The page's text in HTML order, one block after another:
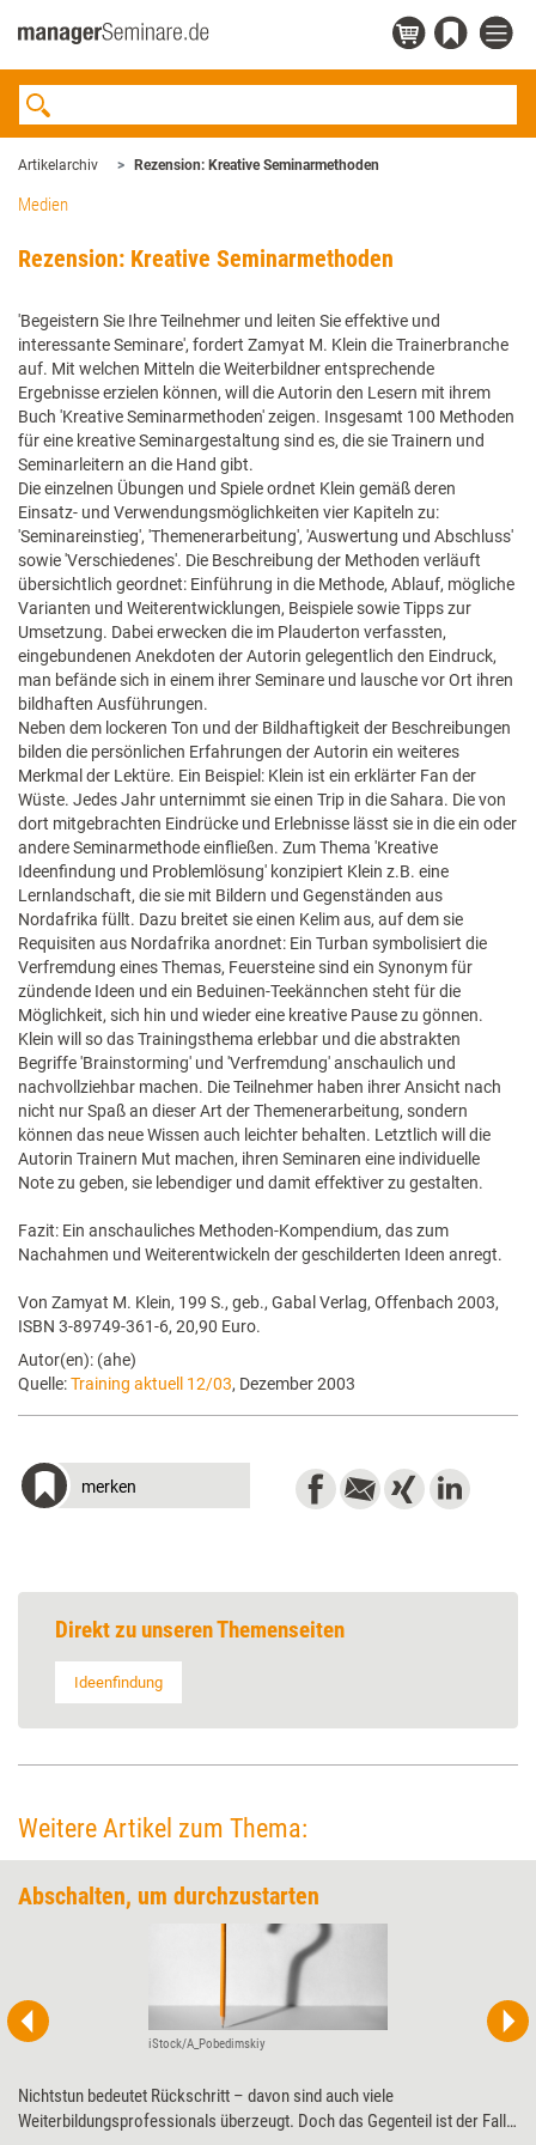
Artikelarchiv Rezension: Kreative Seminarmethoden
Medien
Rezension: Kreative Seminarmethoden
'Begeistern Sie Ihre Teilnehmer und leiten Sie effektive und
interessante Seminare', fordert Zamyat M. Klein die Trainerbranche
auf. Mit welchen Mitteln die Weiterbildner entsprechende
Ergebnisse erzielen können, will die Autorin den Lesern mit ihrem
Buch 'Kreative Seminarmethoden' zeigen. Insgesamt 100 Methoden
für eine kreative Seminargestaltung sind es, die sie Trainern und
Seminarleitern an die Hand gibt.
Die einzelnen Übungen und Spiele ordnet Klein gemäß deren
Einsatz- und Verwendungsmöglichkeiten vier Kapiteln zu:
'Seminareinstieg', 'Themenerarbeitung', 'Auswertung und Abschluss'
sowie 'Verschiedenes'. Die Beschreibung der Methoden verläuft
übersichtlich geordnet: Einführung in die Methode, Ablauf, mögliche
Varianten und Weiterentwicklungen, Beispiele sowie Tipps zur
Umsetzung. Dabei erwecken die im Plauderton verfassten,
eingebundenen Anekdoten der Autorin gelegentlich den Eindruck,
man befände sich in einem ihrer Seminare und lausche vor Ort ihren
bildhaften Ausführungen.
Neben dem lockeren Ton und der Bildhaftigkeit der Beschreibungen
bilden die persönlichen Erfahrungen der Autorin ein weiteres
Merkmal der Lektüre. Ein Beispiel: Klein ist ein erklärter Fan der
Wüste. Jedes Jahr unternimmt sie einen Trip in die Sahara. Die von
dort mitgebrachten Eindrücke und Erlebnisse lässt sie in die ein oder
andere Seminarmethode einfließen. Zum Thema 'Kreative
Ideenfindung und Problemlösung' konzipiert Klein z.B. eine
Lernlandschaft, die sie mit Bildern und Gegenständen aus
Nordafrika füllt. Dazu breitet sie einen Kelim aus, auf dem sie
Requisiten aus Nordafrika anordnet: Ein Turban symbolisiert die
Verfremdung eines Themas, Feuersteine sind ein Synonym für
zündende Ideen und ein Beduinen-Teekännchen steht für die
Möglichkeit, sich hin und wieder eine kreative Pause zu gönnen.
Klein will so das Trainingsthema erlebbar und die abstrakten
Begriffe 'Brainstorming' und 'Verfremdung' anschaulich und
nachvollziehbar machen. Die Teilnehmer haben ihrer Ansicht nach
nicht nur Spaß an dieser Art der Themenerarbeitung, sondern
können das neue Wissen auch leichter behalten. Letztlich will die
Autorin Trainern Mut machen, ihren Seminaren eine individuelle
Note zu geben, sie lebendiger und damit effektiver zu gestalten.
Fazit: Ein anschauliches Methoden-Kompendium, das zum
Nachahmen und Weiterentwickeln der geschilderten Ideen anregt.
Von Zamyat M. Klein, 199 S., geb., Gabal Verlag, Offenbach 2003,
ISBN 3-89749-361-6, 20,90 Euro.
Autor(en): (ahe)
Quelle:Training aktuell 12/03, Dezember 2003
merken
Direkt zu unseren Themenseiten
Ideenfindung
Weitere Artikel zum Thema:
Abschalten, um durchzustarten
iStock/A_Pobedimskiy
Nichtstun bedeutet Rückschritt – davon sind auch viele
Weiterbildungsprofessionals überzeugt. Doch das Gegenteil ist der Fall: